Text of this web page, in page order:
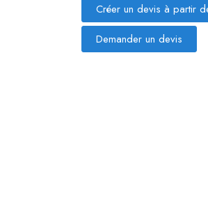
Créer un devis à partir
Demander un devis